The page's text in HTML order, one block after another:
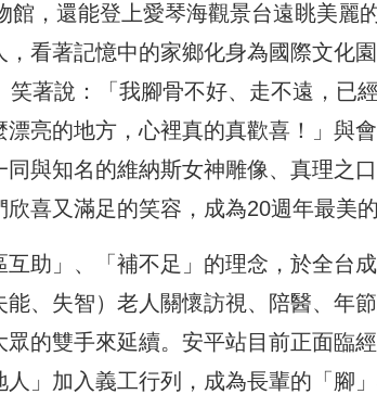
館，還能登上愛琴海觀景台遠眺美麗
看著記憶中的家鄉化身為國際文化
著說：「我腳骨不好、走不遠，已經
亮的地方，心裡真的真歡喜！」與
與知名的維納斯女神雕像、真理之
喜又滿足的笑容，成為20週年最美的
助」、「補不足」的理念，於全台
、失智）老人關懷訪視、陪醫、年
的雙手來延續。安平站目前正面臨
」加入義工行列，成為長輩的「腳